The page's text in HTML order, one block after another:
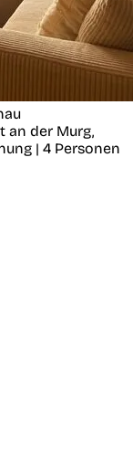
an der Murg,
| 4 Personen